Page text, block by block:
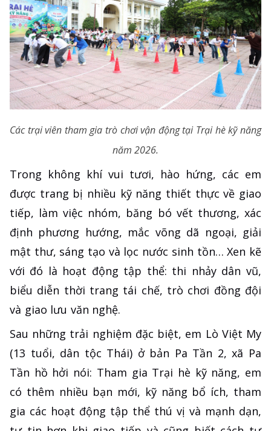
Các trại viên tham gia trò chơi vận động tại Trại hè kỹ năng
năm 2026.
Trong không khí vui tươi, hào hứng, các em
được trang bị nhiều kỹ năng thiết thực về giao
tiếp, làm việc nhóm, băng bó vết thương, xác
định phương hướng, mắc võng dã ngoại, giải
mật thư, sáng tạo và lọc nước sinh tồn… Xen kẽ
với đó là hoạt động tập thể: thi nhảy dân vũ,
biểu diễn thời trang tái chế, trò chơi đồng đội
và giao lưu văn nghệ.
Sau những trải nghiệm đặc biệt, em Lò Việt My
(13 tuổi, dân tộc Thái) ở bản Pa Tần 2, xã Pa
Tần hồ hởi nói: Tham gia Trại hè kỹ năng, em
có thêm nhiều bạn mới, kỹ năng bổ ích, tham
gia các hoạt động tập thể thú vị và mạnh dạn,